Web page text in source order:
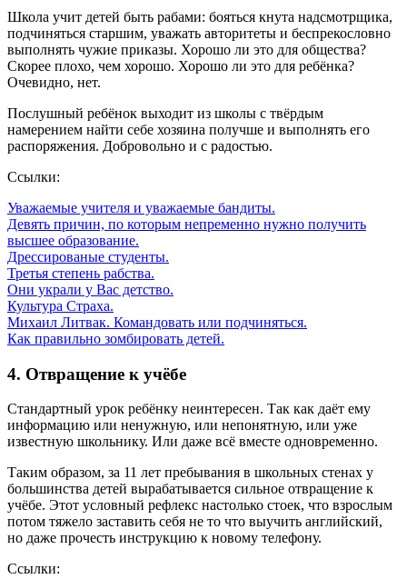
Школа учит детей быть рабами: бояться кнута надсмотрщика,
подчиняться старшим, уважать авторитеты и беспрекословно
выполнять чужие приказы. Хорошо ли это для общества?
Скорее плохо, чем хорошо. Хорошо ли это для ребёнка?
Очевидно, нет.
Послушный ребёнок выходит из школы с твёрдым
намерением найти себе хозяина получше и выполнять его
распоряжения. Добровольно и с радостью.
Ссылки:
Уважаемые учителя и уважаемые бандиты.
Девять причин, по которым непременно нужно получить
высшее образование.
Дрессированые студенты.
Третья степень рабства.
Они украли у Вас детство.
Культура Страха.
Михаил Литвак. Командовать или подчиняться.
Как правильно зомбировать детей.
4. Отвращение к учёбе
Стандартный урок ребёнку неинтересен. Так как даёт ему
информацию или ненужную, или непонятную, или уже
известную школьнику. Или даже всё вместе одновременно.
Таким образом, за 11 лет пребывания в школьных стенах у
большинства детей вырабатывается сильное отвращение к
учёбе. Этот условный рефлекс настолько стоек, что взрослым
потом тяжело заставить себя не то что выучить английский,
но даже прочесть инструкцию к новому телефону.
Ссылки: